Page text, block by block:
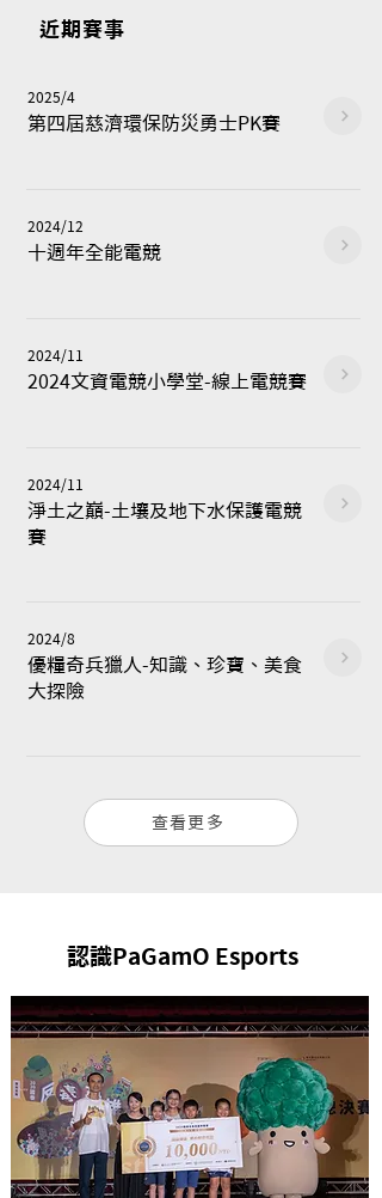
​近期賽事
2025/4
​第四屆慈濟環保防災勇士PK賽
2024/12
​十週年全能電競
2024/11
2024文資電競小學堂-線上電競賽
2024/11
​淨土之巔-土壤及地下水保護電競
賽
2024/8
優糧奇兵獵人-知識、珍寶、美食
大探險
查看更多
認識PaGamO Esports